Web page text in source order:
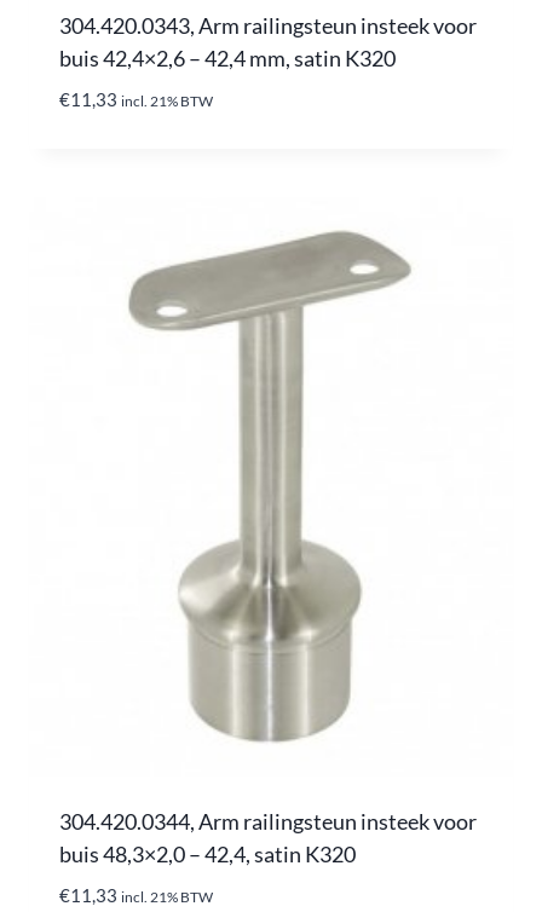
304.420.0343, Arm railingsteun insteek voor
buis 42,4×2,6 – 42,4 mm, satin K320
€11,33 incl. 21% BTW
304.420.0344, Arm railingsteun insteek voor
buis 48,3×2,0 – 42,4, satin K320
€11,33 incl. 21% BTW